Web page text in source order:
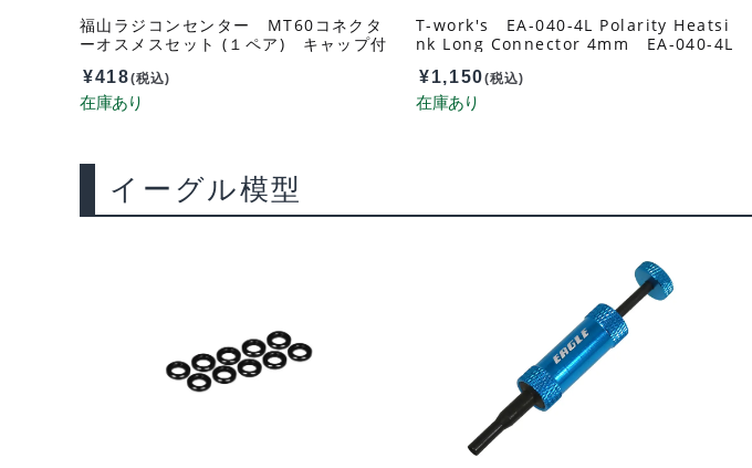
福山ラジコンセンター MT60コネクタ
ーオスメスセット (１ペア) キャップ付
¥418(税込)
T-work's EA-040-4L Polarity Heatsi
nk Long Connector 4mm EA-040-4L
¥1,150(税込)
イーグル模型